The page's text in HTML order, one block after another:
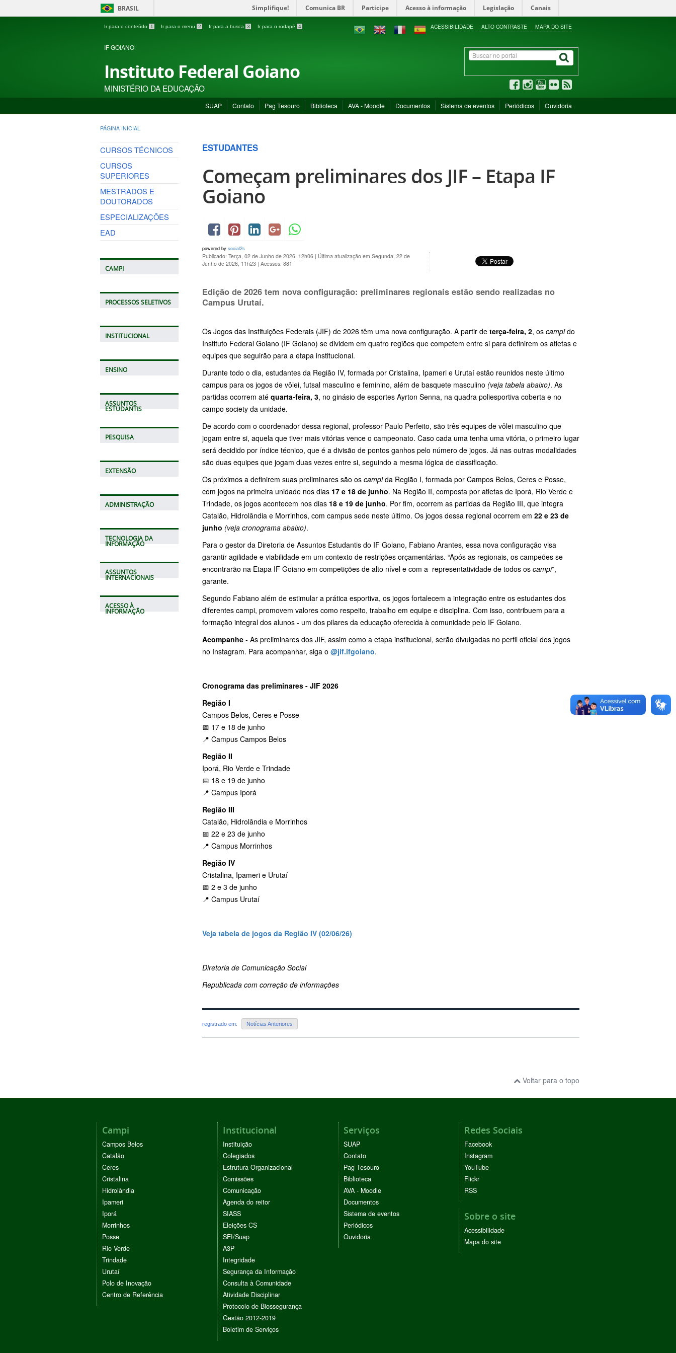
BRASIL Simplifique! Comunica BR Participe Acesso à informação Legislação Canais
Ir para o conteúdo 1 Ir para o menu 2 Ir para a busca 3 Ir para o rodapé 4 ACESSIBILIDADE ALTO CONTRASTE MAPA DO SITE
IF GOIANO
Instituto Federal Goiano
MINISTÉRIO DA EDUCAÇÃO
SUAP Contato Pag Tesouro Biblioteca AVA - Moodle Documentos Sistema de eventos Periódicos Ouvidoria
PÁGINA INICIAL
CURSOS TÉCNICOS
CURSOS
SUPERIORES
MESTRADOS E
DOUTORADOS
ESPECIALIZAÇÕES
EAD
CAMPI
PROCESSOS SELETIVOS
INSTITUCIONAL
ENSINO
ASSUNTOS
ESTUDANTIS
PESQUISA
EXTENSÃO
ADMINISTRAÇÃO
TECNOLOGIA DA
INFORMAÇÃO
ASSUNTOS
INTERNACIONAIS
ACESSO À
INFORMAÇÃO
ESTUDANTES
Começam preliminares dos JIF – Etapa IF
Goiano
powered by social2s
Publicado: Terça, 02 de Junho de 2026, 12h06 | Última atualização em Segunda, 22 de
Junho de 2026, 11h23 | Acessos: 881
Edição de 2026 tem nova configuração: preliminares regionais estão sendo realizadas no
Campus Urutaí.
Os Jogos das Instituições Federais (JIF) de 2026 têm uma nova configuração. A partir de terça-feira, 2, os campido
Instituto Federal Goiano (IF Goiano) se dividem em quatro regiões que competem entre si para definirem os atletas e
equipes que seguirão para a etapa institucional.
Durante todo o dia, estudantes da Região IV, formada por Cristalina, Ipameri e Urutaí estão reunidos neste último
campus para os jogos de vôlei, futsal masculino e feminino, além de basquete masculino (veja tabela abaixo). As
partidas ocorrem até quarta-feira, 3, no ginásio de esportes Ayrton Senna, na quadra poliesportiva coberta e no
campo society da unidade.
De acordo com o coordenador dessa regional, professor Paulo Perfeito, são três equipes de vôlei masculino que
jogam entre si, aquela que tiver mais vitórias vence o campeonato. Caso cada uma tenha uma vitória, o primeiro lugar
será decidido por índice técnico, que é a divisão de pontos ganhos pelo número de jogos. Já nas outras modalidades
são duas equipes que jogam duas vezes entre si, seguindo a mesma lógica de classificação.
Os próximos a definirem suas preliminares são os campida Região I, formada por Campos Belos, Ceres e Posse,
com jogos na primeira unidade nos dias 17 e 18 de junho. Na Região II, composta por atletas de Iporá, Rio Verde e
Trindade, os jogos acontecem nos dias 18 e 19 de junho. Por fim, ocorrem as partidas da Região III, que integra
Catalão, Hidrolândia e Morrinhos, com campus sede neste último. Os jogos dessa regional ocorrem em 22 e 23 de
junho (veja cronograma abaixo).
Para o gestor da Diretoria de Assuntos Estudantis do IF Goiano, Fabiano Arantes, essa nova configuração visa
garantir agilidade e viabilidade em um contexto de restrições orçamentárias. “Após as regionais, os campeões se
encontrarão na Etapa IF Goiano em competições de alto nível e com a representatividade de todos os campi”,
garante.
Segundo Fabiano além de estimular a prática esportiva, os jogos fortalecem a integração entre os estudantes dos
diferentes campi, promovem valores como respeito, trabalho em equipe e disciplina. Com isso, contribuem para a
formação integral dos alunos - um dos pilares da educação oferecida à comunidade pelo IF Goiano.
Acompanhe - As preliminares dos JIF, assim como a etapa institucional, serão divulgadas no perfil oficial dos jogos
no Instagram. Para acompanhar, siga o @jif.ifgoiano.
Cronograma das preliminares - JIF 2026
Região I
Campos Belos, Ceres e Posse
📅 17 e 18 de junho
📍 Campus Campos Belos
Região II
Iporá, Rio Verde e Trindade
📅 18 e 19 de junho
📍 Campus Iporá
Região III
Catalão, Hidrolândia e Morrinhos
📅 22 e 23 de junho
📍 Campus Morrinhos
Região IV
Cristalina, Ipameri e Urutaí
📅 2 e 3 de junho
📍 Campus Urutaí
Veja tabela de jogos da Região IV (02/06/26)
Diretoria de Comunicação Social
Republicada com correção de informações
registrado em: Notícias Anteriores
Voltar para o topo
Campi
Campos Belos
Catalão
Ceres
Cristalina
Hidrolândia
Ipameri
Iporá
Morrinhos
Posse
Rio Verde
Trindade
Urutaí
Polo de Inovação
Centro de Referência
Institucional
Instituição
Colegiados
Estrutura Organizacional
Comissões
Comunicação
Agenda do reitor
SIASS
Eleições CS
SEI/Suap
A3P
Integridade
Segurança da Informação
Consulta à Comunidade
Atividade Disciplinar
Protocolo de Biossegurança
Gestão 2012-2019
Boletim de Serviços
Serviços
SUAP
Contato
Pag Tesouro
Biblioteca
AVA - Moodle
Documentos
Sistema de eventos
Periódicos
Ouvidoria
Redes Sociais
Facebook
Instagram
YouTube
Flickr
RSS
Sobre o site
Acessibilidade
Mapa do site